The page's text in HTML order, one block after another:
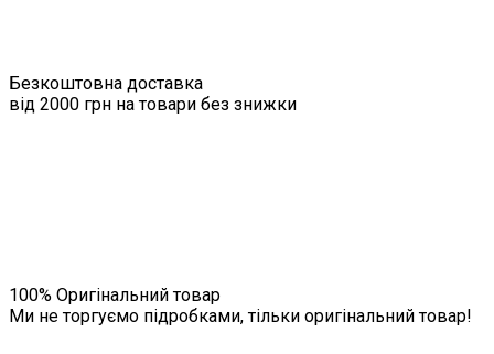
Безкоштовна доставка
від 2000 грн на товари без знижки
100% Оригінальний товар
Ми не торгуємо підробками, тільки оригінальний товар!